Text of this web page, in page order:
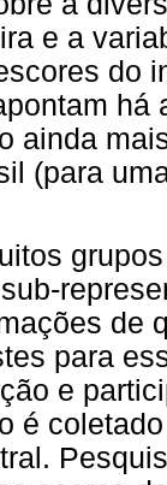
e a
do
há
ainda
(para
de
para
e
é